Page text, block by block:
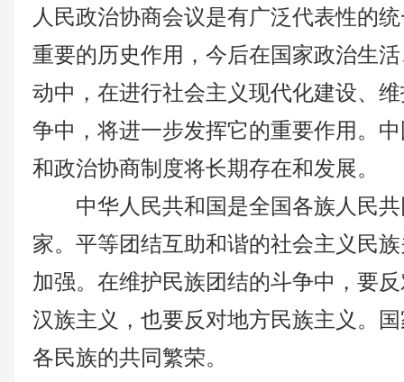
人民政治协商会议是有广泛代表性的
重要的历史作用，今后在国家政治生
动中，在进行社会主义现代化建设、
争中，将进一步发挥它的重要作用。
和政治协商制度将长期存在和发展。
中华人民共和国是全国各族人民共
家。平等团结互助和谐的社会主义民
加强。在维护民族团结的斗争中，要
汉族主义，也要反对地方民族主义。
各民族的共同繁荣。